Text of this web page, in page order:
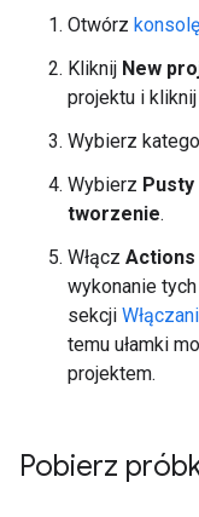
Otwórz
Kliknij New
projektu i kliknij
Wybierz
Wybierz
tworzenie.
Włącz Actions
wykonanie
sekcji
temu ułamki
projektem.
Pobierz